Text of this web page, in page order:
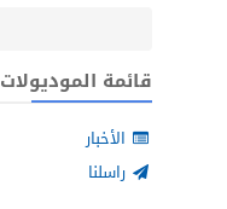
قائمة الموديولات
الأخبار
راسلنا